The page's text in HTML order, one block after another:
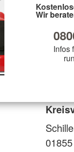
Wir
Infos
01855